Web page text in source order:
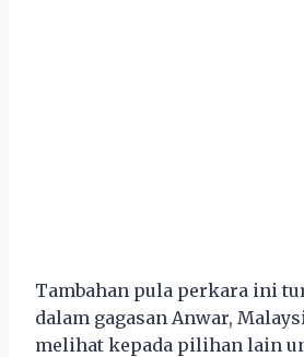
Tambahan pula perkara ini
dalam gagasan Anwar,
melihat kepada pilihan lain